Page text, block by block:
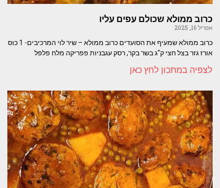
כרוב ממולא שכולם עפים עליו
אפריל 16, 2025
כרוב ממולא שמעיף את הסועדים כרוב ממולא – שיר לוי המרכיבים- 1 כוס
אורז גזר בצל חצי ק"ג בשר בקר, רסק עגבניות פפריקה מלח פלפל
לצפיה במתכון לחץ כאן